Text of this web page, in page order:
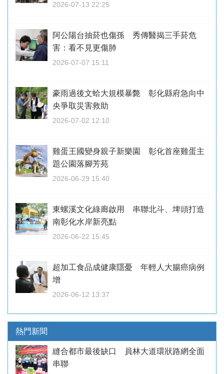
2026-07-13 22:25
阿公陽台抽菸也傷孫 秀傳醫揭三手菸危
害：看不見更傷肺
2026-07-07 15:11
豪雨過後文蛤大規模暴斃 彰化縣府急向中
央爭取災害救助
2026-07-02 12:10
雞蛋王國變身親子新樂園 彰化首座雞蛋主
題公園落腳芳苑
2026-06-29 15:40
東螺溪文化綠廊啟用 串聯北斗、埤頭打造
南彰化水岸新亮點
2026-06-22 15:45
超加工食品成健康隱憂 年輕人大腸癌病例
增
2026-06-12 13:37
熱門新聞
縫合都市最後缺口 員林大道環狀路網全面
串聯